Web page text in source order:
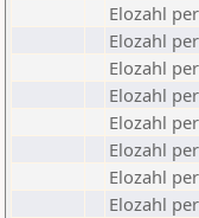
Elozahl
Elozahl
Elozahl
Elozahl
Elozahl
Elozahl
Elozahl
Elozahl